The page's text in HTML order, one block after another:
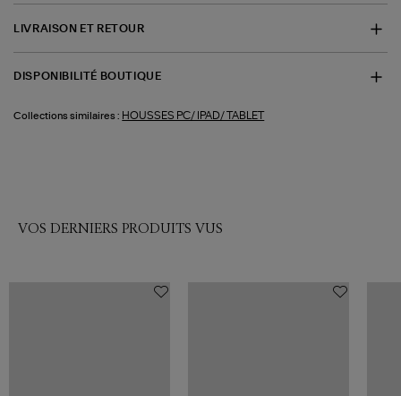
LIVRAISON ET RETOUR
DISPONIBILITÉ BOUTIQUE
Collections similaires : HOUSSES PC/ IPAD/ TABLET
VOS DERNIERS PRODUITS VUS